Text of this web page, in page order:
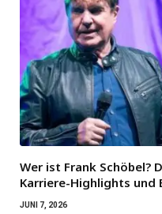
Wer ist Frank Schöbel?
Karriere-Highlights und
JUNI 7, 2026